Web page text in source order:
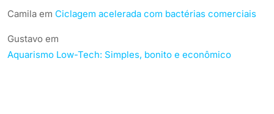
Camila em Ciclagem acelerada com bactérias comerciais
Gustavo em
Aquarismo Low-Tech: Simples, bonito e econômico